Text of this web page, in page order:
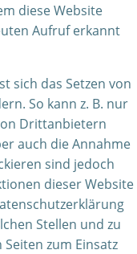
diese Website
Aufruf erkannt
sich das Setzen von
So kann z. B. nur
Drittanbietern
auch die Annahme
sind jedoch
dieser Website
Stellen und zu
zum Einsatz